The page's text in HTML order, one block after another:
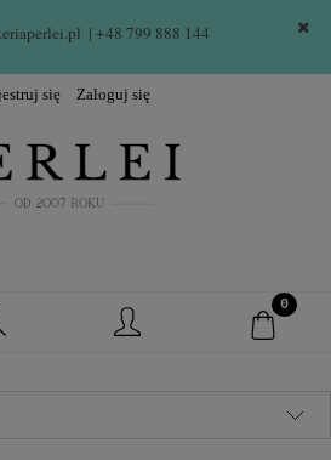
| +48 799 888 144
się Zaloguj się